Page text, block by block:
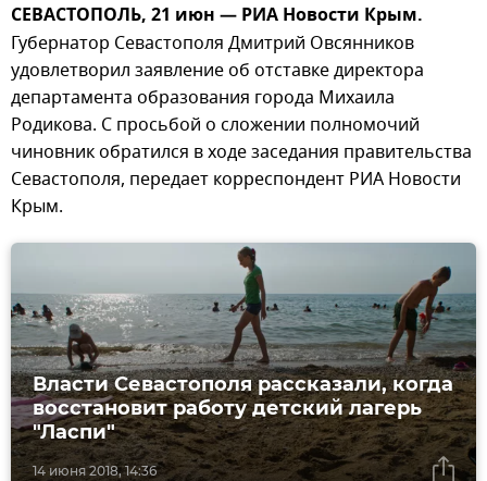
СЕВАСТОПОЛЬ, 21 июн — РИА Новости Крым.
Губернатор Севастополя Дмитрий Овсянников
удовлетворил заявление об отставке директора
департамента образования города Михаила
Родикова. С просьбой о сложении полномочий
чиновник обратился в ходе заседания правительства
Севастополя, передает корреспондент РИА Новости
Крым.
14 июня 2018, 14:36
Власти Севастополя рассказали, когда
восстановит работу детский лагерь
"Ласпи"